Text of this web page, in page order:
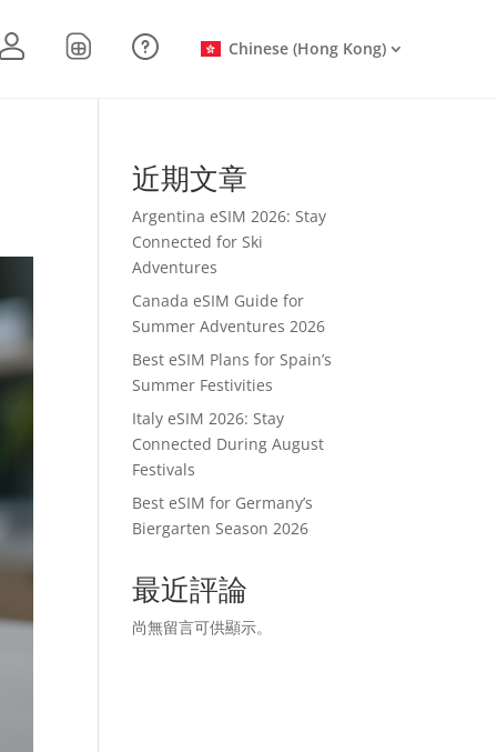
Chinese (Hong Kong)
近期文章
Argentina eSIM 2026: Stay
Connected for Ski
Adventures
Canada eSIM Guide for
Summer Adventures 2026
Best eSIM Plans for Spain’s
Summer Festivities
Italy eSIM 2026: Stay
Connected During August
Festivals
Best eSIM for Germany’s
Biergarten Season 2026
最近評論
尚無留言可供顯示。